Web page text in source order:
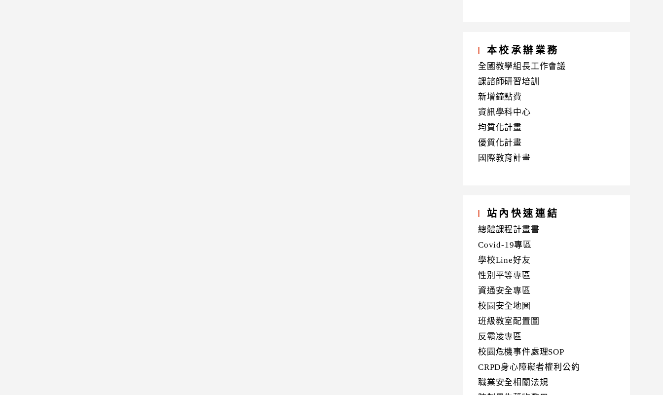
本校承辦業務
全國教學組長工作會議
課諮師研習培訓
新增鐘點費
資訊學科中心
均質化計畫
優質化計畫
國際教育計畫
站內快速連結
總體課程計畫書
Covid-19專區
學校Line好友
性別平等專區
資通安全專區
校園安全地圖
班級教室配置圖
反霸凌專區
校園危機事件處理SOP
CRPD身心障礙者權利公約
職業安全相關法規